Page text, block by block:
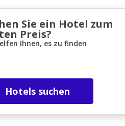
Sie ein Hotel zum
Preis?
Ihnen, es zu finden
Hotels suchen